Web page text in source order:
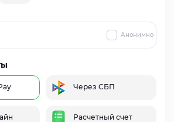
Анонимно
Через СБП
Расчетный счет